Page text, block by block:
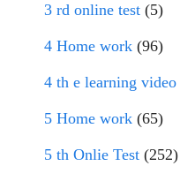
3 rd online test (5)
4 Home work (96)
4 th e learning video
5 Home work (65)
5 th Onlie Test (252)